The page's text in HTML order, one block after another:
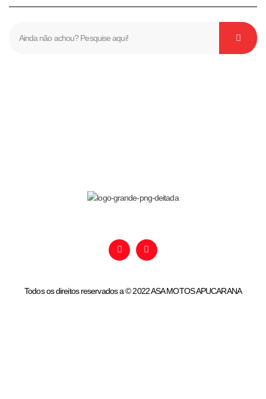
Todos os direitos reservados a © 2022 ASA MOTOS APUCARANA